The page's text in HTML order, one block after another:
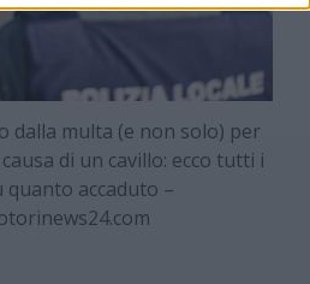
dalla multa (e non solo) per
di un cavillo: ecco tutti i
quanto accaduto –